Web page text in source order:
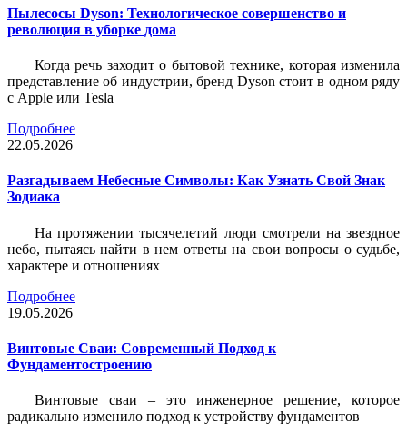
Пылесосы Dyson: Технологическое совершенство и
революция в уборке дома
Когда речь заходит о бытовой технике, которая изменила
представление об индустрии, бренд Dyson стоит в одном ряду
с Apple или Tesla
Подробнее
22.05.2026
Разгадываем Небесные Символы: Как Узнать Свой Знак
Зодиака
На протяжении тысячелетий люди смотрели на звездное
небо, пытаясь найти в нем ответы на свои вопросы о судьбе,
характере и отношениях
Подробнее
19.05.2026
Винтовые Сваи: Современный Подход к
Фундаментостроению
Винтовые сваи – это инженерное решение, которое
радикально изменило подход к устройству фундаментов